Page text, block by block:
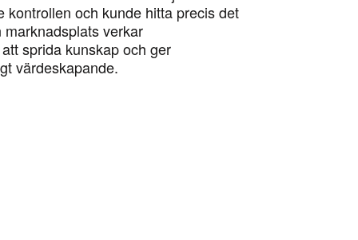
kontrollen och kunde hitta precis det
verkar
sprida kunskap och ger
värdeskapande.